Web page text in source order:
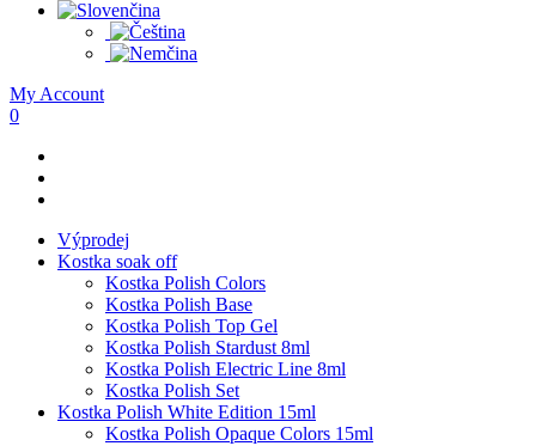
My Account
0
Výprodej
Kostka soak off
Kostka Polish Colors
Kostka Polish Base
Kostka Polish Top Gel
Kostka Polish Stardust 8ml
Kostka Polish Electric Line 8ml
Kostka Polish Set
Kostka Polish White Edition 15ml
Kostka Polish Opaque Colors 15ml